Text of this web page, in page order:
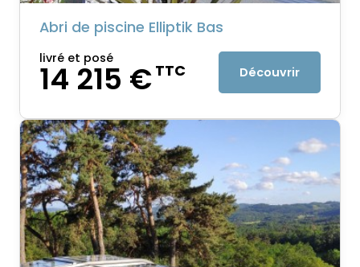
Abri de piscine Elliptik Bas
livré et posé
14 215 €TTC Découvrir